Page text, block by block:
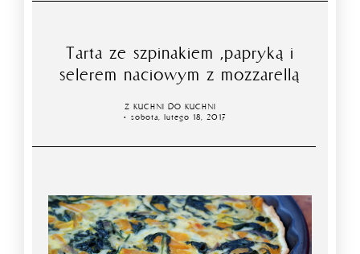
Tarta ze szpinakiem ,papryką i
selerem naciowym z mozzarellą
Z KUCHNI DO KUCHNI
sobota, lutego 18, 2017